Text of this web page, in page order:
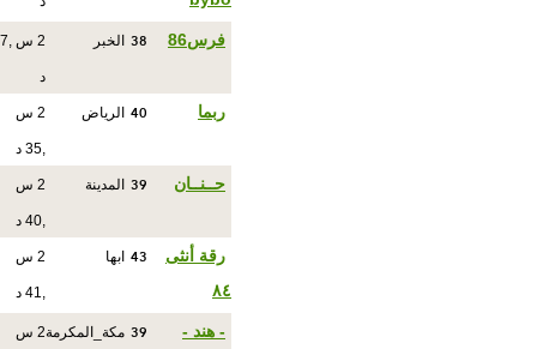
فرس86 38 الخبر 2 س ,7
د
ربما 40 الرياض 2 س
,35 د
حــنــان 39 المدينة 2 س
,40 د
رقة أنثى
٨٤
43 ابها 2 س
,41 د
- هند -
39 مكة_المكرمة 2 س